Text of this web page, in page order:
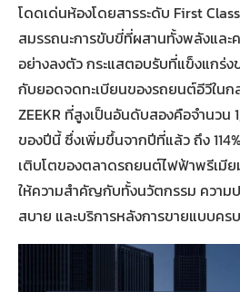
โดดเด่นห้องโดยสารระดับ First
สมรรถนะการขับขี่ที่ผสานทั้งพลังและ
อย่างลงตัว กระแสตอบรับที่แข็งแกร่ง
กับยอดจดทะเบียนของรถยนต์อีวีใน
ZEEKR ที่สูงเป็นอันดับสองคือจำนวน
ของปีนี้ ซึ่งเพิ่มขึ้นจากปีที่แล้ว ถึง
เติบโตของตลาดรถยนต์ไฟฟ้าพรีเมีย
ให้ความสำคัญกับทั้งนวัตกรรม ความ
สบาย และบริการหลังการขายแบบคร